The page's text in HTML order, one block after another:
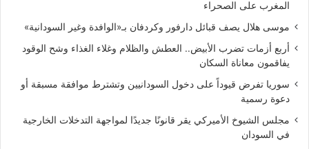
المغرب على الصحراء
موسى هلال يصف قبائل دارفور وكردفان بـ«الوافدة وغير السودانية»
أربع أزمات تضرب الأبيض.. العطش والظلام وغلاء الغذاء وشح الوقود
يفاقمون معاناة السكان
سوريا تفرض قيوداً على دخول السودانيين وتشترط موافقة مسبقة أو
دعوة رسمية
مجلس الشيوخ الأميركي يقر قانونًا جديدًا لمواجهة التدخلات الخارجية
في السودان